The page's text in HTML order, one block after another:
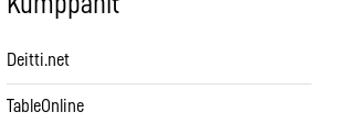
Kumppanit
Deitti.net
TableOnline